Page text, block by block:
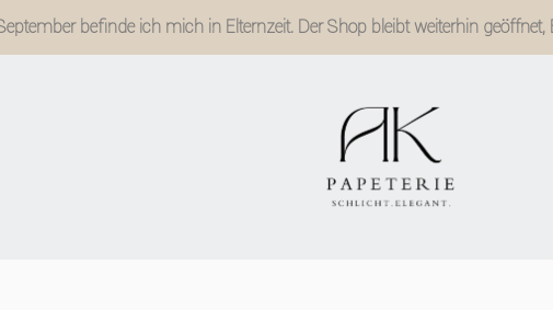
befinde ich mich in Elternzeit. Der Shop bleibt weiterhin